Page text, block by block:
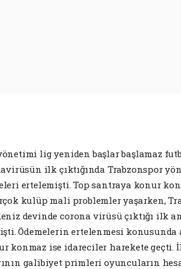
lig yeniden başlar başlamaz
ilk çıktığında Trabzonspor
ertelemişti. Top santraya konur
kulüp mali problemler yaşarken,
devinde corona virüsü çıktığı ilk
Ödemelerin ertelenmesi konusunda
konmaz ise idareciler harekete geçti.
galibiyet primleri oyuncuların